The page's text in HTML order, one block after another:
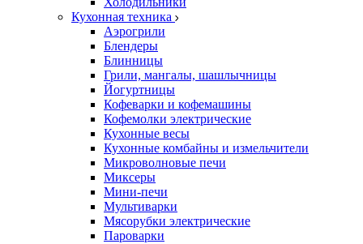
Кухонная техника
Аэрогрили
Блендеры
Блинницы
Грили, мангалы, шашлычницы
Йогуртницы
Кофеварки и кофемашины
Кофемолки электрические
Кухонные весы
Кухонные комбайны и измельчители
Микроволновые печи
Миксеры
Мини-печи
Мультиварки
Мясорубки электрические
Пароварки